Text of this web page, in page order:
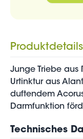
Produktdetails
Junge Triebe aus
Urtinktur aus
duftendem
Darmfunktion
Technisches